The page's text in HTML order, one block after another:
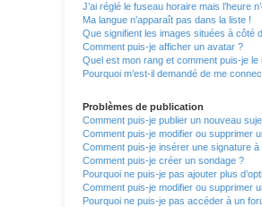
J’ai réglé le fuseau horaire mais l’heure
Ma langue n’apparaît pas dans la liste !
Que signifient les images situées à côté
Comment puis-je afficher un avatar ?
Quel est mon rang et comment puis-je le
Pourquoi m’est-il demandé de me
Problèmes de publication
Comment puis-je publier un nouveau
Comment puis-je modifier ou supprimer
Comment puis-je insérer une signature
Comment puis-je créer un sondage ?
Pourquoi ne puis-je pas ajouter plus
Comment puis-je modifier ou supprimer
Pourquoi ne puis-je pas accéder à un